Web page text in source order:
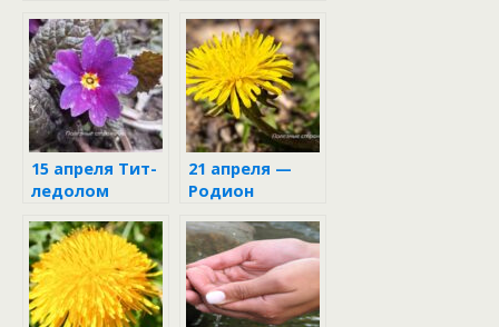
жизни Марфы
и Семёна
15 апреля Тит-
ледолом
21 апреля —
Родион